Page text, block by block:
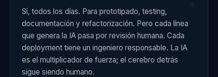
Sí, todos los días. Para prototipado, testing,
documentación y refactorización. Pero cada línea
que genera la IA pasa por revisión humana. Cada
deployment tiene un ingeniero responsable. La IA
es el multiplicador de fuerza; el cerebro detrás
sigue siendo humano.